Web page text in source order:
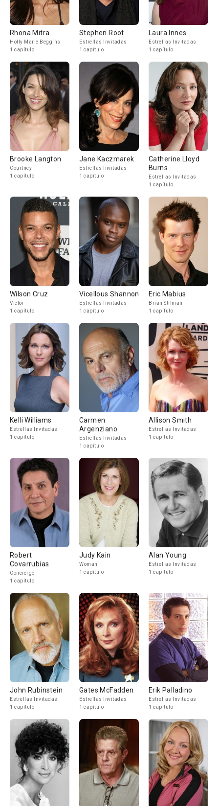
Rhona Mitra
Holly Marie Beggins
1 capítulo
Stephen Root
Estrellas Invitadas
1 capítulo
Laura Innes
Estrellas Invitadas
1 capítulo
Brooke Langton
Courtney
1 capítulo
Jane Kaczmarek
Estrellas Invitadas
1 capítulo
Catherine Lloyd
Burns
Estrellas Invitadas
1 capítulo
Wilson Cruz
Victor
1 capítulo
Vicellous Shannon
Estrellas Invitadas
1 capítulo
Eric Mabius
Brian Stilman
1 capítulo
Kelli Williams
Estrellas Invitadas
1 capítulo
Carmen
Argenziano
Estrellas Invitadas
1 capítulo
Allison Smith
Estrellas Invitadas
1 capítulo
Robert
Covarrubias
Concierge
1 capítulo
Judy Kain
Woman
1 capítulo
Alan Young
Estrellas Invitadas
1 capítulo
John Rubinstein
Estrellas Invitadas
1 capítulo
Gates McFadden
Estrellas Invitadas
1 capítulo
Erik Palladino
Estrellas Invitadas
1 capítulo